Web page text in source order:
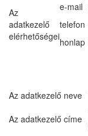
Az
adatkezelő
elérhetőségei
e-mail
telefon
honlap
Az adatkezelő neve
Az adatkezelő címe